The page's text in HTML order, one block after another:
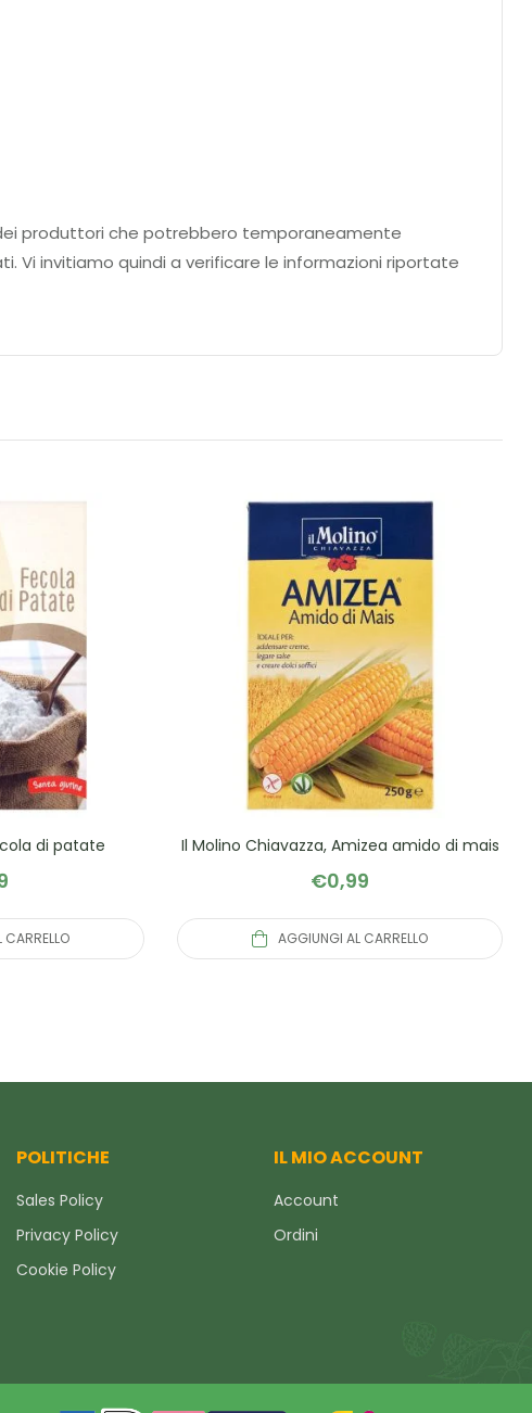
produttori che potrebbero temporaneamente
Vi invitiamo quindi a verificare le informazioni riportate
di patate Il Molino Chiavazza, Amizea amido di mais
€0,99
AGGIUNGI AL CARRELLO
POLITICHE
Sales Policy
Privacy Policy
Cookie Policy
IL MIO ACCOUNT
Account
Ordini